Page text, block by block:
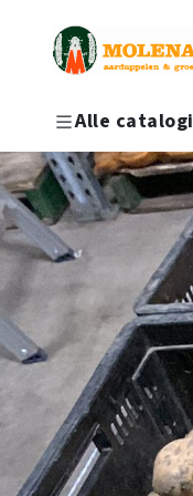
Alle catalogi
Meer...